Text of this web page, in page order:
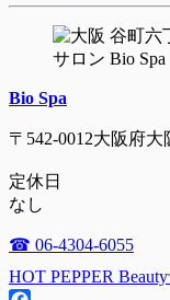
Bio Spa
〒542-0012大阪府
定休日
なし
☎ 06-4304-6055
HOT PEPPER